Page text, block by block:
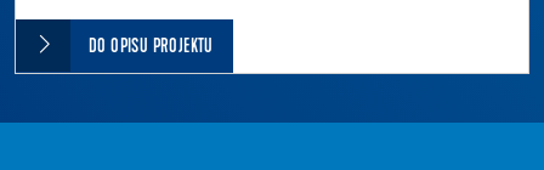
DO OPISU PROJEKTU